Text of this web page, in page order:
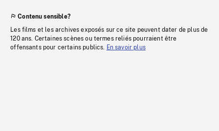
Contenu sensible?
Les films et les archives exposés sur ce site peuvent dater de plus de
120 ans. Certaines scènes ou termes reliés pourraient être
offensants pour certains publics. En savoir plus